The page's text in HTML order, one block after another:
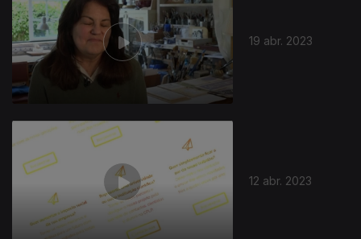
19 abr. 2023
12 abr. 2023
683535